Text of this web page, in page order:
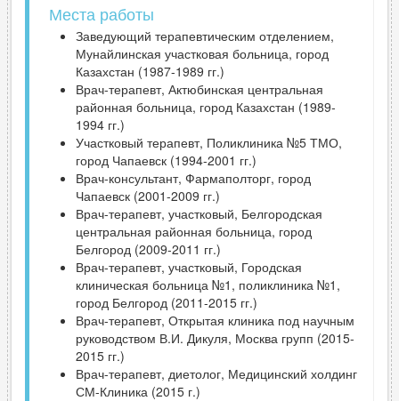
Места работы
Заведующий терапевтическим отделением,
Мунайлинская участковая больница, город
Казахстан (1987-1989 гг.)
Врач-терапевт, Актюбинская центральная
районная больница, город Казахстан (1989-
1994 гг.)
Участковый терапевт, Поликлиника №5 ТМО,
город Чапаевск (1994-2001 гг.)
Врач-консультант, Фармаполторг, город
Чапаевск (2001-2009 гг.)
Врач-терапевт, участковый, Белгородская
центральная районная больница, город
Белгород (2009-2011 гг.)
Врач-терапевт, участковый, Городская
клиническая больница №1, поликлиника №1,
город Белгород (2011-2015 гг.)
Врач-терапевт, Открытая клиника под научным
руководством В.И. Дикуля, Москва групп (2015-
2015 гг.)
Врач-терапевт, диетолог, Медицинский холдинг
СМ-Клиника (2015 г.)